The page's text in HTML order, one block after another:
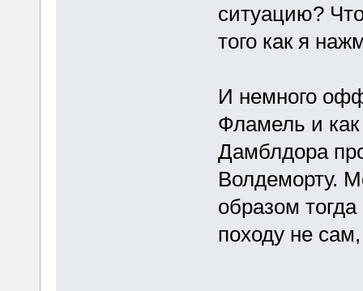
ситуацию?
того как я
И немного
Фламель и как
Дамблдора
Волдеморту.
образом
походу не